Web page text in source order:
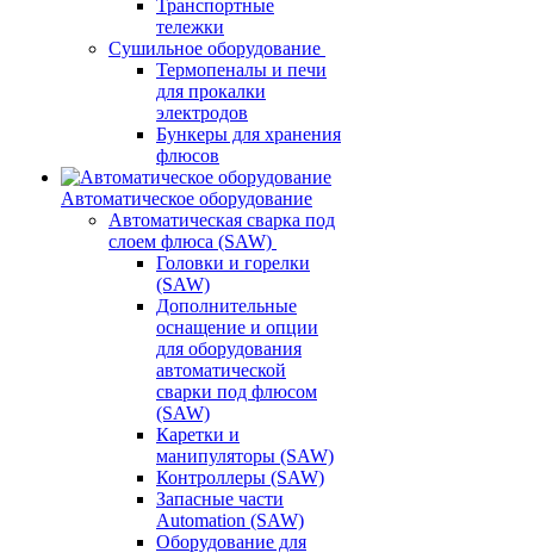
Транспортные
тележки
Сушильное оборудование
Термопеналы и печи
для прокалки
электродов
Бункеры для хранения
флюсов
Автоматическое оборудование
Автоматическая сварка под
слоем флюса (SAW)
Головки и горелки
(SAW)
Дополнительные
оснащение и опции
для оборудования
автоматической
сварки под флюсом
(SAW)
Каретки и
манипуляторы (SAW)
Контроллеры (SAW)
Запасные части
Automation (SAW)
Оборудование для